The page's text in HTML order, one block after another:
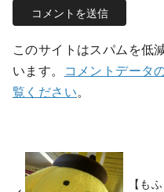
このサイトはスパムを低
います。
コメントデータ
覧ください。
【も